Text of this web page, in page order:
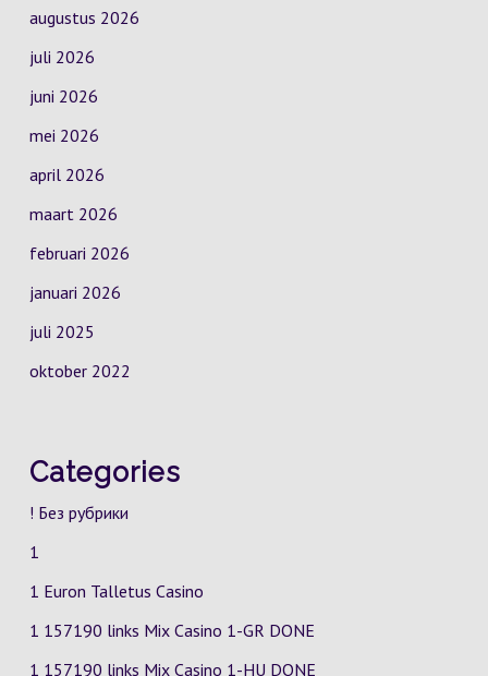
augustus 2026
juli 2026
juni 2026
mei 2026
april 2026
maart 2026
februari 2026
januari 2026
juli 2025
oktober 2022
Categories
! Без рубрики
1
1 Euron Talletus Casino
1 157190 links Mix Casino 1-GR DONE
1 157190 links Mix Casino 1-HU DONE